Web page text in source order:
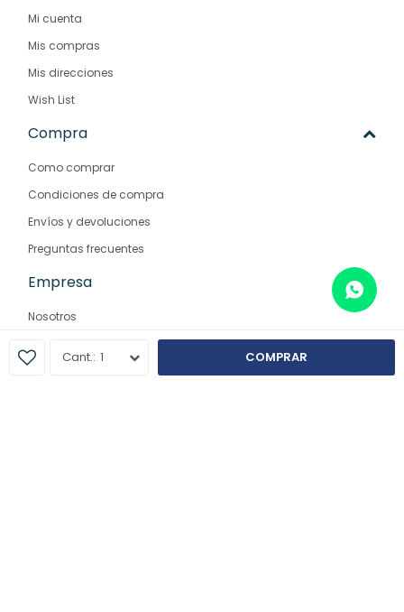
1 COMPRAR
Mi cuenta
Mis compras
Mis direcciones
Wish List
Compra
Como comprar
Condiciones de compra
Envíos y devoluciones
Preguntas frecuentes
Empresa
Nosotros